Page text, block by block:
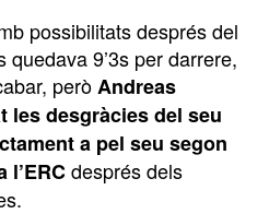
possibilitats després del
9’3s per darrere,
peròAndreas
les desgràcies del seu
a pel seu segon
l’ERCdesprés dels